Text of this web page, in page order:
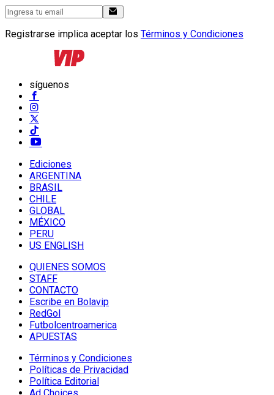
Registrarse implica aceptar los Términos y Condiciones
síguenos
Ediciones
ARGENTINA
BRASIL
CHILE
GLOBAL
MÉXICO
PERU
US ENGLISH
QUIENES SOMOS
STAFF
CONTACTO
Escribe en Bolavip
RedGol
Futbolcentroamerica
APUESTAS
Términos y Condiciones
Políticas de Privacidad
Política Editorial